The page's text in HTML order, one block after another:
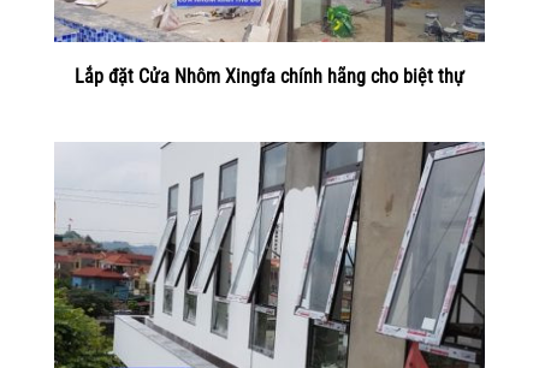
Lắp đặt Cửa Nhôm Xingfa chính hãng cho biệt thự